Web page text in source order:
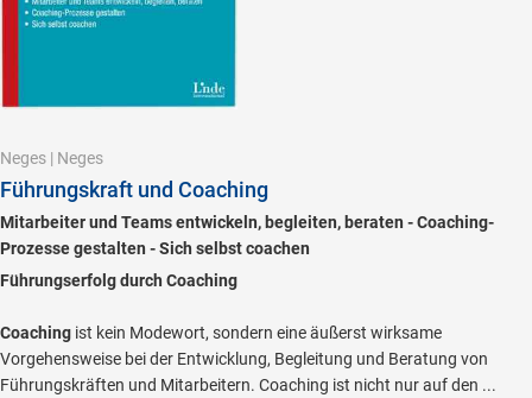
Neges | Neges
Führungskraft und Coaching
Mitarbeiter und Teams entwickeln, begleiten, beraten - Coaching-
Prozesse gestalten - Sich selbst coachen
Führungserfolg durch Coaching
Coaching ist kein Modewort, sondern eine äußerst wirksame
Vorgehensweise bei der Entwicklung, Begleitung und Beratung von
Führungskräften und Mitarbeitern. Coaching ist nicht nur auf den ...